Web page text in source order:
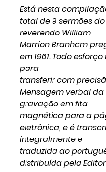
Está nesta
total de 9 sermões do
reverendo William
Marrion Branham
em 1961. Todo
para
transferir com
Mensagem verbal da
gravação em fita
magnética para a
eletrônica, e é
integralmente e
traduzida ao
distribuída pela